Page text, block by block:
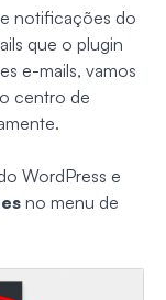
notificações do
que o plugin
e-mails, vamos
centro de
WordPress e
no menu de